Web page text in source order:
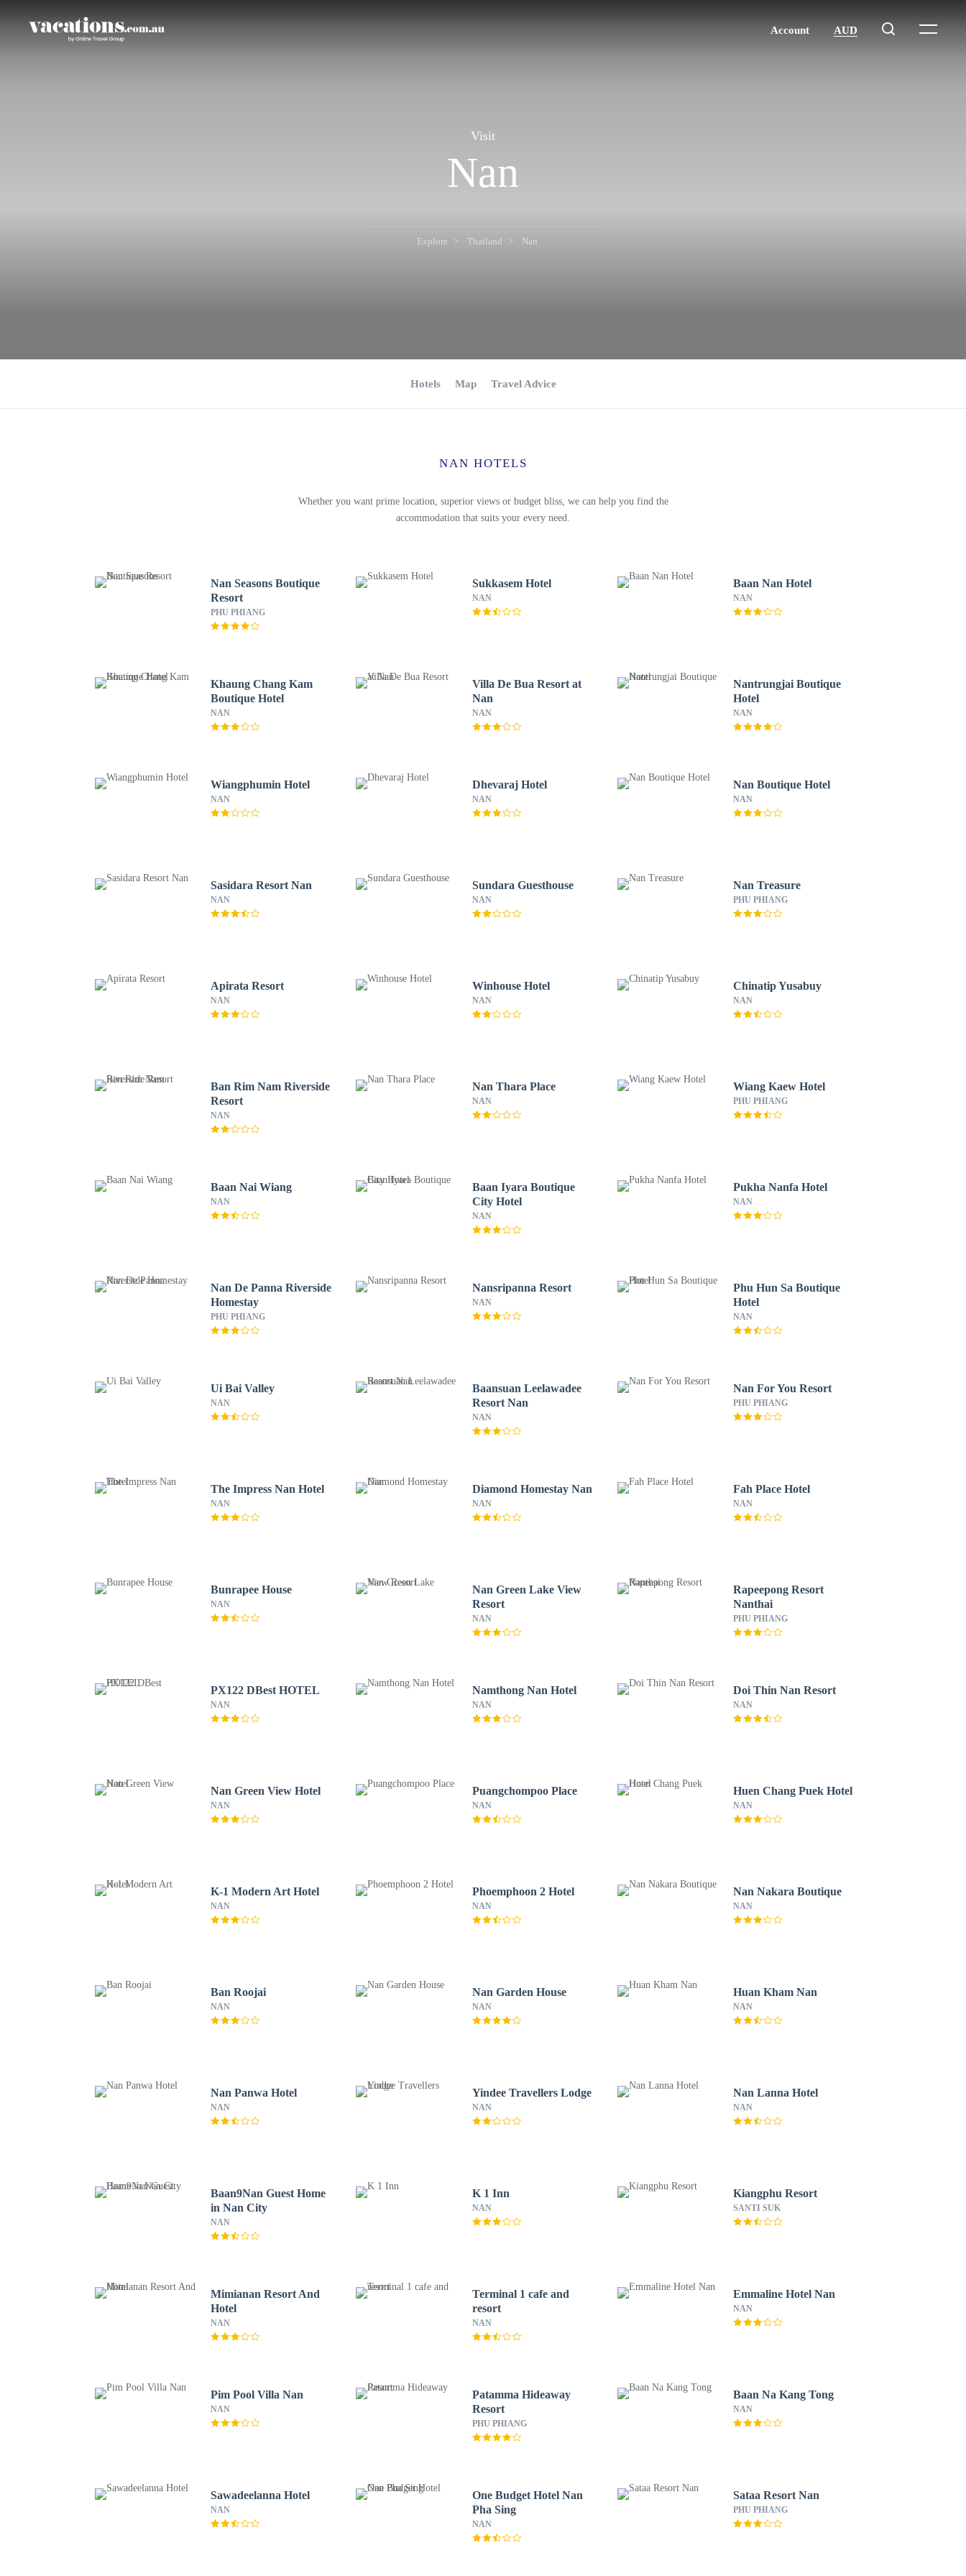
Visit
Nan
Explore Thailand Nan
Hotels Map Travel Advice
NAN HOTELS
Whether you want prime location, superior views or budget bliss, we can help you find the
accommodation that suits your every need.
Nan Seasons Boutique
Resort
PHU PHIANG
Sukkasem Hotel
NAN
Baan Nan Hotel
NAN
Khaung Chang Kam
Boutique Hotel
NAN
Villa De Bua Resort at
Nan
NAN
Nantrungjai Boutique
Hotel
NAN
Wiangphumin Hotel
NAN
Dhevaraj Hotel
NAN
Nan Boutique Hotel
NAN
Sasidara Resort Nan
NAN
Sundara Guesthouse
NAN
Nan Treasure
PHU PHIANG
Apirata Resort
NAN
Winhouse Hotel
NAN
Chinatip Yusabuy
NAN
Ban Rim Nam Riverside
Resort
NAN
Nan Thara Place
NAN
Wiang Kaew Hotel
PHU PHIANG
Baan Nai Wiang
NAN
Baan Iyara Boutique
City Hotel
NAN
Pukha Nanfa Hotel
NAN
Nan De Panna Riverside
Homestay
PHU PHIANG
Nansripanna Resort
NAN
Phu Hun Sa Boutique
Hotel
NAN
Ui Bai Valley
NAN
Baansuan Leelawadee
Resort Nan
NAN
Nan For You Resort
PHU PHIANG
The Impress Nan Hotel
NAN
Diamond Homestay Nan
NAN
Fah Place Hotel
NAN
Bunrapee House
NAN
Nan Green Lake View
Resort
NAN
Rapeepong Resort
Nanthai
PHU PHIANG
PX122 DBest HOTEL
NAN
Namthong Nan Hotel
NAN
Doi Thin Nan Resort
NAN
Nan Green View Hotel
NAN
Puangchompoo Place
NAN
Huen Chang Puek Hotel
NAN
K-1 Modern Art Hotel
NAN
Phoemphoon 2 Hotel
NAN
Nan Nakara Boutique
NAN
Ban Roojai
NAN
Nan Garden House
NAN
Huan Kham Nan
NAN
Nan Panwa Hotel
NAN
Yindee Travellers Lodge
NAN
Nan Lanna Hotel
NAN
Baan9Nan Guest Home
in Nan City
NAN
K 1 Inn
NAN
Kiangphu Resort
SANTI SUK
Mimianan Resort And
Hotel
NAN
Terminal 1 cafe and
resort
NAN
Emmaline Hotel Nan
NAN
Pim Pool Villa Nan
NAN
Patamma Hideaway
Resort
PHU PHIANG
Baan Na Kang Tong
NAN
Sawadeelanna Hotel
NAN
One Budget Hotel Nan
Pha Sing
NAN
Sataa Resort Nan
PHU PHIANG